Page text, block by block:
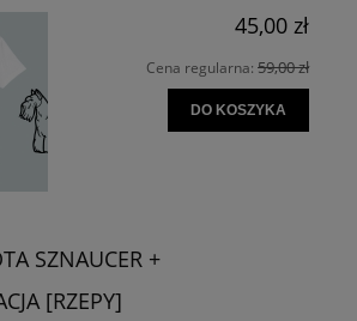
45,00 zł
Cena regularna: 59,00 zł
DO KOSZYKA
SZNAUCER +
[RZEPY]